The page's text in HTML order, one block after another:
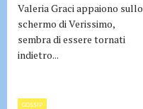
Valeria Graci appaiono sullo
schermo di Verissimo,
sembra di essere tornati
indietro...
GOSSIP